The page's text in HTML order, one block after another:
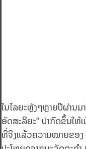
ໃນໄລຍະຫຼັງໆຫຼາຍປີຜ່ານມ
ອັດສະລິຍະ” ປາກົດຂຶ້ນໃຫ້
ທີ່ຈິງແລ້ວຄວາມໝາຍຂອງ